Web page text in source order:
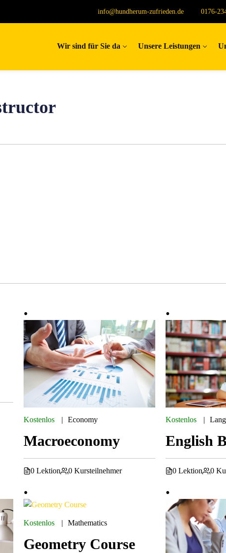
info@hundherum-zufrieden.de 0176-
Wir sind für Sie da Unsere Leistungen
Kostenlos Economy
Macroeconomy
0 Lektion 0 Kursteilnehmer
Kostenlos
English
0 Lektion 0
Kostenlos Mathematics
Geometry Course